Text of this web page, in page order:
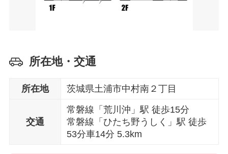
所在地・交通
所在地 茨城県土浦市中村南２丁目
交通
常磐線「荒川沖」駅 徒歩15分
常磐線「ひたち野うしく」駅 徒歩
53分車14分 5.3km